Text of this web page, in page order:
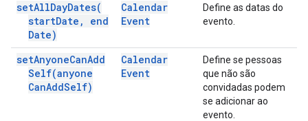
setAllDayDates(
startDate ,
end
Date)
Calendar
Event
Define as datas do
evento.
setAnyoneCanAdd
Self(anyone
CanAddSelf)
Calendar
Event
Define se pessoas
que não são
convidadas podem
se adicionar ao
evento.